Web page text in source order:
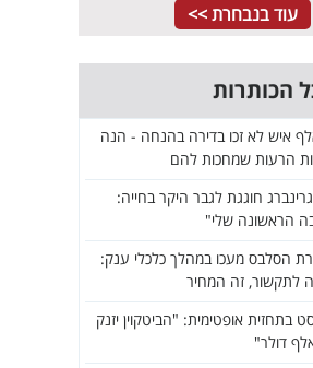
עוד בנבחרת >>
אלף איש לא זכו בדירה בהנחה - הנה
הרעות שמחכות להם
חוגגת לגבר היקר בחייה:
הראשונה שלי"
הסלבס מעכו במהלך כלכלי ענק:
לתקשור, זה המחיר
בתחזית אופטימית: "הביטקוין יזנק